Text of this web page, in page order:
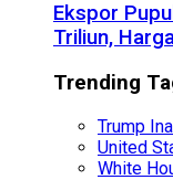
Ekspor
Triliun,
Trending
Trump
United
White